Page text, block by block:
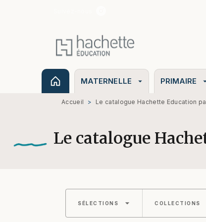
MATERNELLE arrow_drop_down PRIMAIRE
Accueil > Le catalogue Hachette Education
Le catalogue
SÉLECTIONS arrow_drop_down COLLECTIONS